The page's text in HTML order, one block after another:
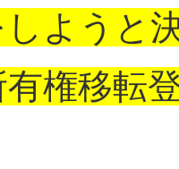
ようと
権移転